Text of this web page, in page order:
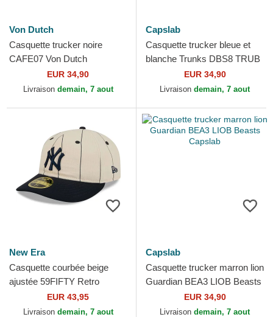
Von Dutch
Casquette trucker noire
CAFE07 Von Dutch
EUR 34,90
Livraison demain, 7 aout
Capslab
Casquette trucker bleue et
blanche Trunks DBS8 TRUB
Dragon Ball Capslab
EUR 34,90
Livraison demain, 7 aout
New Era
Casquette courbée beige
ajustée 59FIFTY Retro
Crown Linen New York
Yankees MLB New Era
EUR 43,95
Livraison demain, 7 aout
Capslab
Casquette trucker marron lion
Guardian BEA3 LIOB Beasts
EUR 34,90
Livraison demain, 7 aout